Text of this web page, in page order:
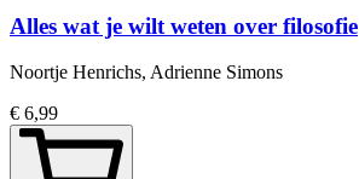
Alles wat je wilt weten over filosofie
Noortje Henrichs, Adrienne Simons
€ 6,99